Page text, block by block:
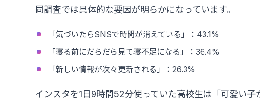
同調査では具体的な要因が明らかになっています。
「気づいたらSNSで時間が消えている」：43.1%
「寝る前にだらだら見て寝不足になる」：36.4%
「新しい情報が次々更新される」：26.3%
インスタを1日9時間52分使っていた高校生は「可愛い子